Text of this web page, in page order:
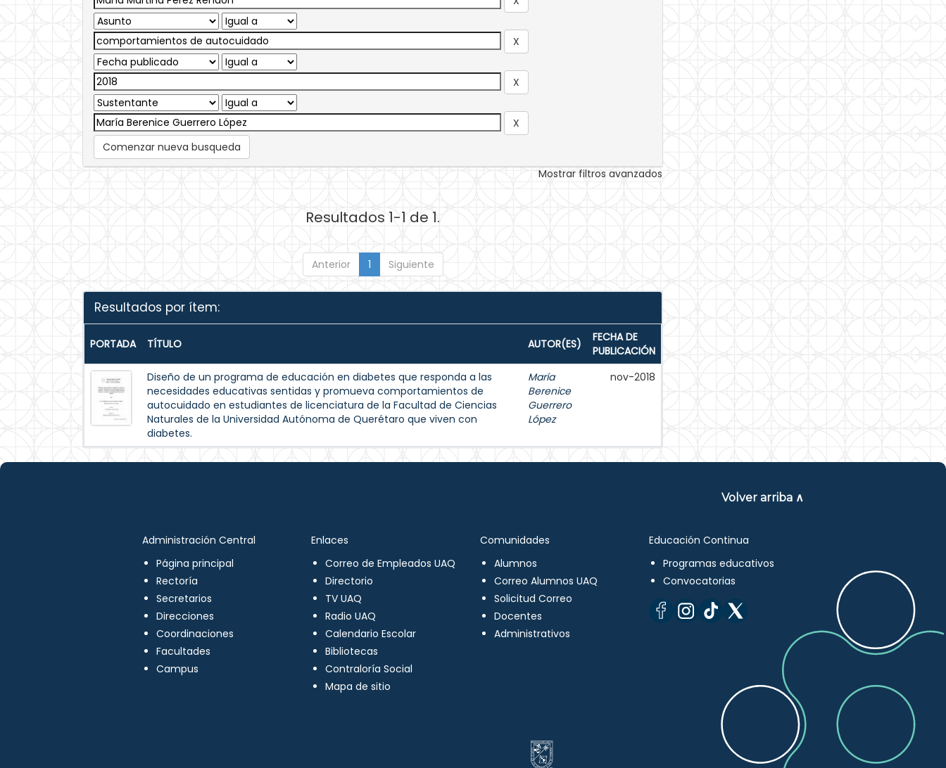
Comenzar nueva busqueda
Mostrar filtros avanzados
Resultados 1-1 de 1.
Anterior 1 Siguiente
Resultados por ítem:
PORTADA TÍTULO AUTOR(ES)
FECHA DE
PUBLICACIÓN
Diseño de un programa de educación en diabetes que responda a las
necesidades educativas sentidas y promueva comportamientos de
autocuidado en estudiantes de licenciatura de la Facultad de Ciencias
Naturales de la Universidad Autónoma de Querétaro que viven con
diabetes.
María
Berenice
Guerrero
López
nov-2018
Volver arriba ∧
Administración Central
Página principal
Rectoría
Secretarios
Direcciones
Coordinaciones
Facultades
Campus
Enlaces
Correo de Empleados UAQ
Directorio
TV UAQ
Radio UAQ
Calendario Escolar
Bibliotecas
Contraloría Social
Mapa de sitio
Comunidades
Alumnos
Correo Alumnos UAQ
Solicitud Correo
Docentes
Administrativos
Educación Continua
Programas educativos
Convocatorias